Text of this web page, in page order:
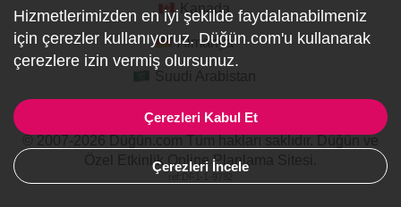
Kanada
Almanya
Özel Etkinlik Online Planlama Sitesi.
Hizmetlerimizden en iyi şekilde faydalanabilmeniz
için çerezler kullanıyoruz. Düğün.com'u kullanarak
çerezlere izin vermiş olursunuz.
Çerezleri Kabul Et
Çerezleri İncele